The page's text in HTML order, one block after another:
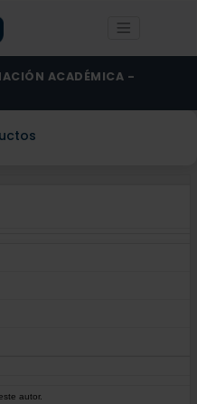
ACADÉMICA -
autor.